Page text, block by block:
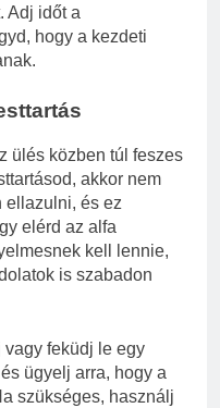
Adj időt a
hogy a kezdeti
ülés közben túl feszes
akkor nem
ellazulni, és ez
elérd az alfa
kell lennie,
is szabadon
vagy feküdj le egy
ügyelj arra, hogy a
szükséges, használj